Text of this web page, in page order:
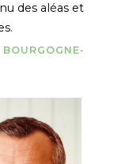
des aléas et
BOURGOGNE-